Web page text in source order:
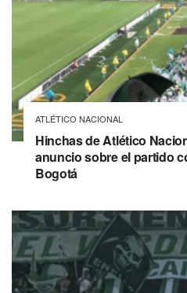
ATLÉTICO NACIONAL
Hinchas de Atlético
anuncio sobre el partido
Bogotá